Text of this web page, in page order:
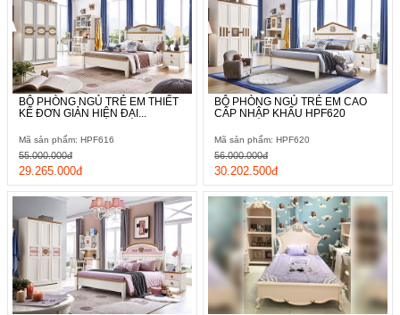
BỘ PHÒNG NGỦ TRẺ EM THIẾT
KẾ ĐƠN GIẢN HIỆN ĐẠI...
Mã sản phẩm: HPF616
29.265.000đ
55.000.000đ
BỘ PHÒNG NGỦ TRẺ EM CAO
CẤP NHẬP KHẨU HPF620
Mã sản phẩm: HPF620
30.202.500đ
56.000.000đ